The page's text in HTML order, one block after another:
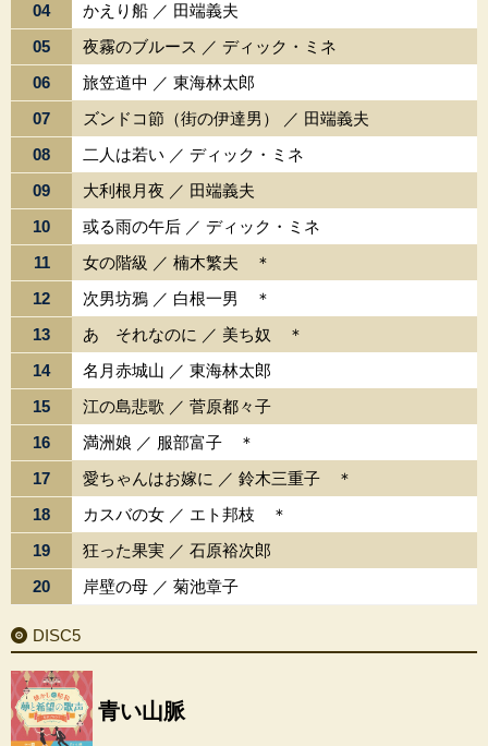
04
かえり船 ／ 田端義夫
05
夜霧のブルース ／ ディック・ミネ
06
旅笠道中 ／ 東海林太郎
07
ズンドコ節（街の伊達男） ／ 田端義夫
08
二人は若い ／ ディック・ミネ
09
大利根月夜 ／ 田端義夫
10
或る雨の午后 ／ ディック・ミネ
11
女の階級 ／ 楠木繁夫 ＊
12
次男坊鴉 ／ 白根一男 ＊
13
あゝそれなのに ／ 美ち奴 ＊
14
名月赤城山 ／ 東海林太郎
15
江の島悲歌 ／ 菅原都々子
16
満洲娘 ／ 服部富子 ＊
17
愛ちゃんはお嫁に ／ 鈴木三重子 ＊
18
カスバの女 ／ エト邦枝 ＊
19
狂った果実 ／ 石原裕次郎
20
岸壁の母 ／ 菊池章子
DISC5
青い山脈